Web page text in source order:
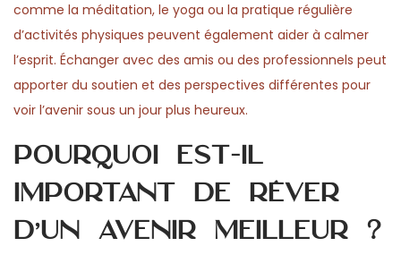
comme la méditation, le yoga ou la pratique régulière
d’activités physiques peuvent également aider à calmer
l’esprit. Échanger avec des amis ou des professionnels peut
apporter du soutien et des perspectives différentes pour
voir l’avenir sous un jour plus heureux.
Pourquoi est-il
important de rêver
d’un avenir meilleur ?